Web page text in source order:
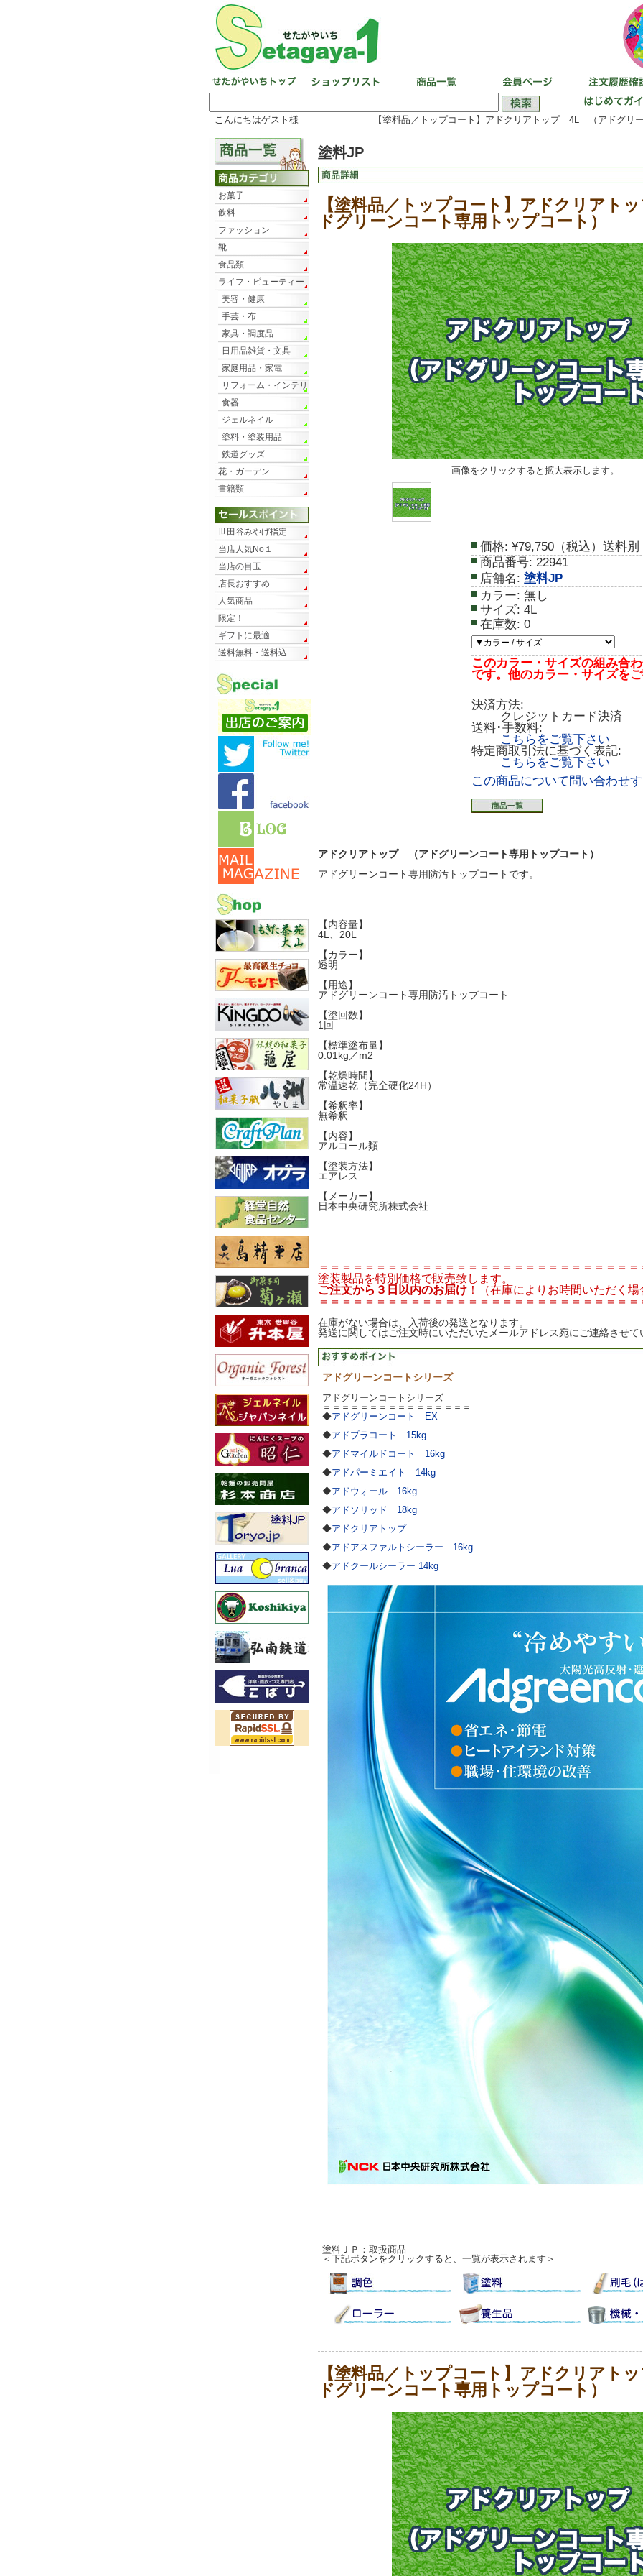
こんにちはゲスト様 【塗料品／トップコート】アドクリアトップ 4L （アドグリ
塗料JP
【塗料品／トップコート】アドクリア
ドグリーンコート専用トップコート）
画像をクリックすると拡大表示します。
価格: ¥79,750（税込）送料別
商品番号: 22941
店舗名: 塗料JP
カラー: 無し
サイズ: 4L
在庫数: 0
このカラー・サイズの組み合
です。他のカラー・サイズを
決済方法:
クレジットカード決済
送料･手数料:
こちらをご覧下さい
特定商取引法に基づく表記:
こちらをご覧下さい
この商品について問い合わせ
アドクリアトップ （アドグリーンコート専用トップコート）
アドグリーンコート専用防汚トップコートです。
【内容量】
4L、20L
【カラー】
透明
【用途】
アドグリーンコート専用防汚トップコート
【塗回数】
1回
【標準塗布量】
0.01kg／m2
【乾燥時間】
常温速乾（完全硬化24H）
【希釈率】
無希釈
【内容】
アルコール類
【塗装方法】
エアレス
【メーカー】
日本中央研究所株式会社
＝＝＝＝＝＝＝＝＝＝＝＝＝＝＝＝＝＝＝＝＝＝＝＝＝＝＝＝
塗装製品を特別価格で販売致します。
ご注文から３日以内のお届け！（在庫によりお時間いただく場
＝＝＝＝＝＝＝＝＝＝＝＝＝＝＝＝＝＝＝＝＝＝＝＝＝＝＝＝
在庫がない場合は、入荷後の発送となります。
発送に関してはご注文時にいただいたメールアドレス宛にご連絡させて
アドグリーンコートシリーズ
アドグリーンコートシリーズ
＝＝＝＝＝＝＝＝＝＝＝＝＝＝＝＝
◆アドグリーンコート EX
◆アドプラコート 15kg
◆アドマイルドコート 16kg
◆アドパーミエイト 14kg
◆アドウォール 16kg
◆アドソリッド 18kg
◆アドクリアトップ
◆アドアスファルトシーラー 16kg
◆アドクールシーラー 14kg
塗料ＪＰ：取扱商品
＜下記ボタンをクリックすると、一覧が表示されます＞
【塗料品／トップコート】アドクリア
ドグリーンコート専用トップコート）
お菓子
飲料
ファッション
靴
食品類
ライフ・ビューティー
美容・健康
手芸・布
家具・調度品
日用品雑貨・文具
家庭用品・家電
リフォーム・インテリ
ア
食器
ジェルネイル
塗料・塗装用品
鉄道グッズ
花・ガーデン
書籍類
世田谷みやげ指定
当店人気No１
当店の目玉
店長おすすめ
人気商品
限定！
ギフトに最適
送料無料・送料込